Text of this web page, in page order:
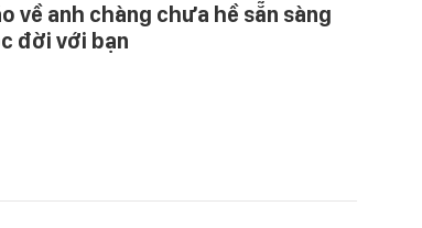
về anh chàng chưa hề sẵn sàng
đời với bạn